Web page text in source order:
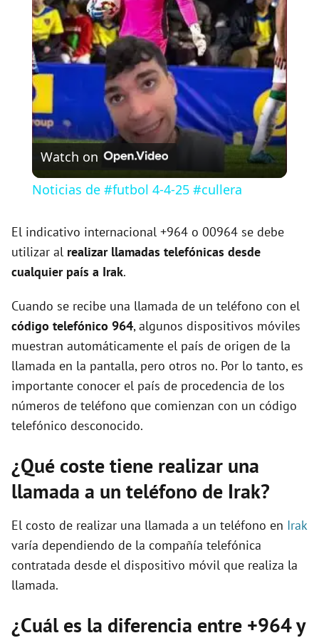
l
a
y
V
i
d
o
Watch on
Noticias de #futbol 4-4-25 #cullera
El indicativo internacional +964 o 00964 se debe
utilizar al realizar llamadas telefónicas desde
cualquier país a Irak.
Cuando se recibe una llamada de un teléfono con el
código telefónico 964, algunos dispositivos móviles
muestran automáticamente el país de origen de la
llamada en la pantalla, pero otros no. Por lo tanto, es
importante conocer el país de procedencia de los
números de teléfono que comienzan con un código
telefónico desconocido.
¿Qué coste tiene realizar una
llamada a un teléfono de Irak?
El costo de realizar una llamada a un teléfono en Irak
varía dependiendo de la compañía telefónica
contratada desde el dispositivo móvil que realiza la
llamada.
¿Cuál es la diferencia entre +964 y